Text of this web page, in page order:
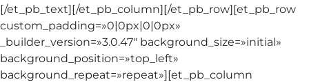
[/et_pb_text][/et_pb_column][/et_pb_row][et_pb_row
custom_padding=»0|0px|0|0px»
_builder_version=»3.0.47″ background_size=»initial»
background_position=»top_left»
background_repeat=»repeat»][et_pb_column